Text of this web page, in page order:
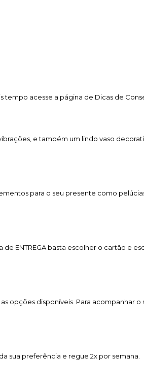
tempo acesse a página de Dicas de
e também um lindo vaso
para o seu presente como
ENTREGA basta escolher o cartão e
opções disponíveis. Para acompanhar
sua preferência e regue 2x por semana.